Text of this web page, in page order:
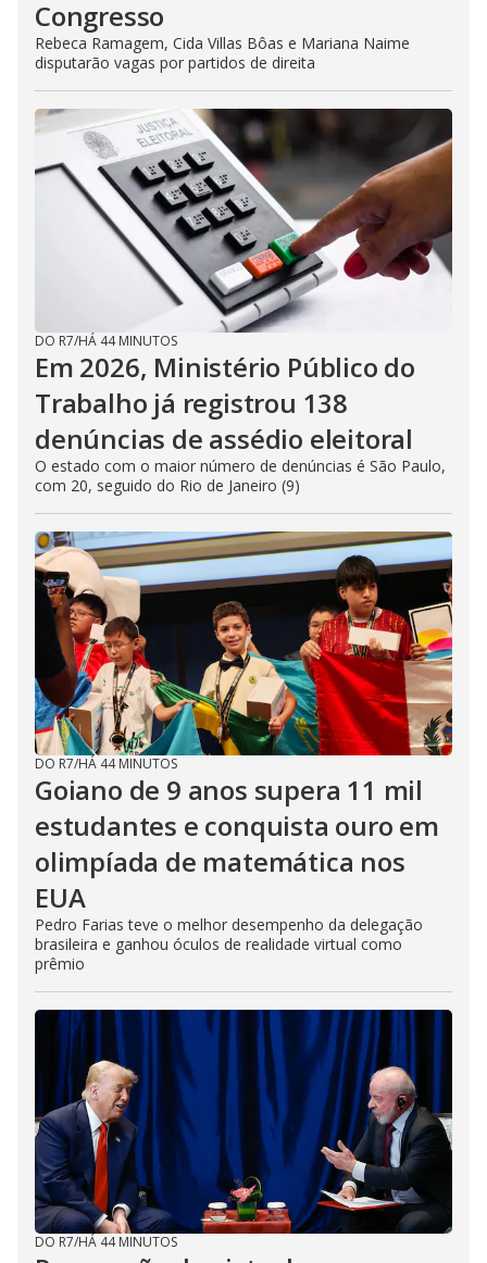
Congresso
Rebeca Ramagem, Cida Villas Bôas e Mariana Naime
disputarão vagas por partidos de direita
DO R7/HÁ 44 MINUTOS
Em 2026, Ministério Público do
Trabalho já registrou 138
denúncias de assédio eleitoral
O estado com o maior número de denúncias é São Paulo,
com 20, seguido do Rio de Janeiro (9)
DO R7/HÁ 44 MINUTOS
Goiano de 9 anos supera 11 mil
estudantes e conquista ouro em
olimpíada de matemática nos
EUA
Pedro Farias teve o melhor desempenho da delegação
brasileira e ganhou óculos de realidade virtual como
prêmio
DO R7/HÁ 44 MINUTOS